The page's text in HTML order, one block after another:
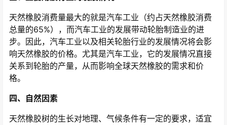
天然橡胶消费量最大的就是汽车工业（约占天然橡胶消费
总量的65%），而汽车工业的发展带动轮胎制造业的进
步。因此，汽车工业以及相关轮胎行业的发展情况将会影
响天然橡胶的价格。尤其是汽车工业，它的发展情况直接
关系到轮胎的产量，从而影响全球天然橡胶的需求和价
格。
四、自然因素
天然橡胶树的生长对地理、气候条件有一定的要求，适宜